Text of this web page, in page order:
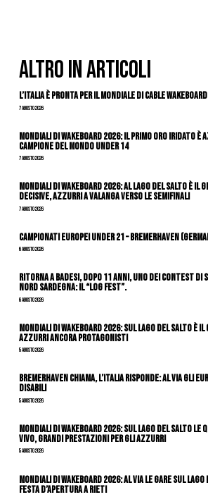
ALTRO IN ARTICOLI
L’Italia è pronta per il Mondiale di Cable
7 Agosto 2026
Mondiali di Wakeboard 2026: il primo oro iridato è
campione del mondo Under 14
7 Agosto 2026
Mondiali di Wakeboard 2026: al Lago del Salto è il
decisive, azzurri a valanga verso le semifinali
7 Agosto 2026
Campionati Europei Under 21 – Bremerhaven
6 Agosto 2026
Ritorna a Badesi, dopo 11 anni, uno dei contest
nord Sardegna: il “Log Fest”.
6 Agosto 2026
Mondiali di Wakeboard 2026: sul Lago del Salto è
azzurri ancora protagonisti
5 Agosto 2026
Bremerhaven chiama, l’Italia risponde: al via gli
Disabili
5 Agosto 2026
Mondiali di Wakeboard 2026: sul Lago del Salto
vivo, grandi prestazioni per gli azzurri
5 Agosto 2026
Mondiali di Wakeboard 2026: al via le gare sul
festa d’apertura a Rieti